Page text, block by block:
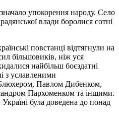
упокорення народу. Село
влади боролися сотні
повстанці відтягнули на
більшовиків, ніж уся
найбільш боєздатні
з уславленими
Павлом Дибенком,
Пархоменком та іншими.
була доведена до понад